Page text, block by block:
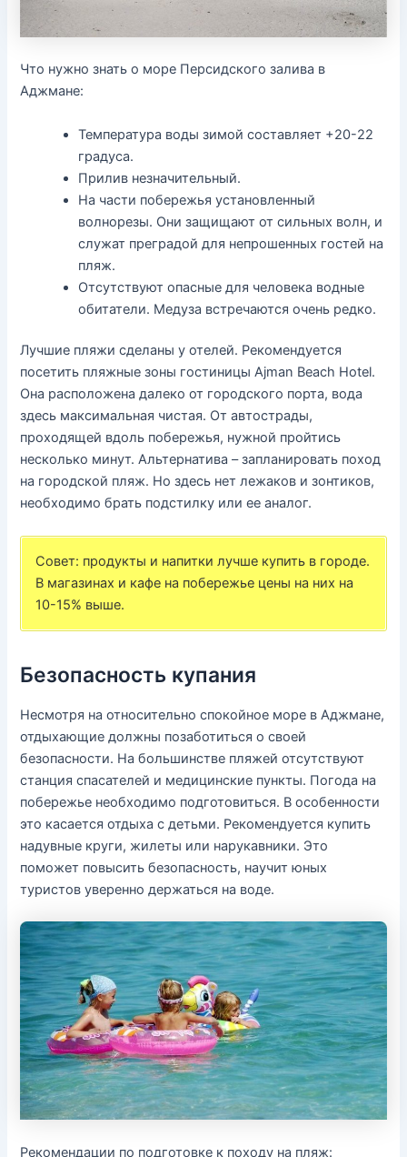
Что нужно знать о море Персидского залива в
Аджмане:
Температура воды зимой составляет +20-22
градуса.
Прилив незначительный.
На части побережья установленный
волнорезы. Они защищают от сильных волн, и
служат преградой для непрошенных гостей на
пляж.
Отсутствуют опасные для человека водные
обитатели. Медуза встречаются очень редко.
Лучшие пляжи сделаны у отелей. Рекомендуется
посетить пляжные зоны гостиницы Ajman Beach Hotel.
Она расположена далеко от городского порта, вода
здесь максимальная чистая. От автострады,
проходящей вдоль побережья, нужной пройтись
несколько минут. Альтернатива – запланировать поход
на городской пляж. Но здесь нет лежаков и зонтиков,
необходимо брать подстилку или ее аналог.
Совет: продукты и напитки лучше купить в городе.
В магазинах и кафе на побережье цены на них на
10-15% выше.
Безопасность купания
Несмотря на относительно спокойное море в Аджмане,
отдыхающие должны позаботиться о своей
безопасности. На большинстве пляжей отсутствуют
станция спасателей и медицинские пункты. Погода на
побережье необходимо подготовиться. В особенности
это касается отдыха с детьми. Рекомендуется купить
надувные круги, жилеты или нарукавники. Это
поможет повысить безопасность, научит юных
туристов уверенно держаться на воде.
Рекомендации по подготовке к походу на пляж: